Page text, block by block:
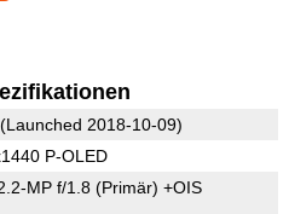
(Launched 2018-10-09)
P-OLED
MP f/1.8 (Primär) +OIS